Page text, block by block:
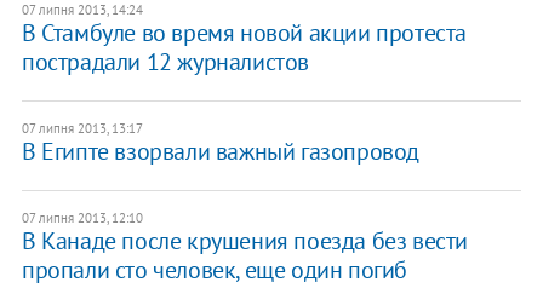
07 липня 2013, 14:24
В Стамбуле во время новой акции протеста
пострадали 12 журналистов
07 липня 2013, 13:17
В Египте взорвали важный газопровод
07 липня 2013, 12:10
В Канаде после крушения поезда без вести
пропали сто человек, еще один погиб